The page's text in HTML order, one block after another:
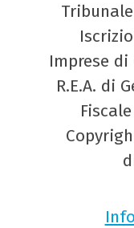
Imprese di
R.E.A. di